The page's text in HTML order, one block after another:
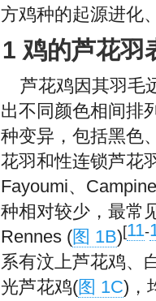
方鸡种的起源进化
1 鸡的芦花羽
芦花鸡因其羽毛
出不同颜色相间排
种变异，包括黑色
花羽和性连锁芦花
Fayoumi、
种相对较少，最常
Rennes (图 1B)[11-
系有汶上芦花鸡、
光芦花鸡(图 1C)，